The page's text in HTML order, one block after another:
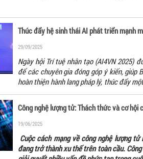
Thúc đẩy hệ sinh thái AI phát triển mạnh
29/09/2025
Ngày hội Trí tuệ nhân tạo (AI4VN 2025)
để các chuyên gia đóng góp ý kiến, giúp
hoàn thiện hành lang pháp lý, thúc đẩy
và có trách nhiệm tại Việt Nam.
Công nghệ lượng tử: Thách thức và cơ hội
19/06/2025
Cuộc cách mạng về công nghệ lượng
đang trở thành xu thế trên toàn cầu.